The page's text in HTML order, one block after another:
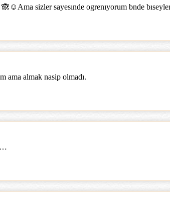
🙈☺️Ama sizler sayesınde ogrenıyorum bnde
ama almak nasip olmadı.